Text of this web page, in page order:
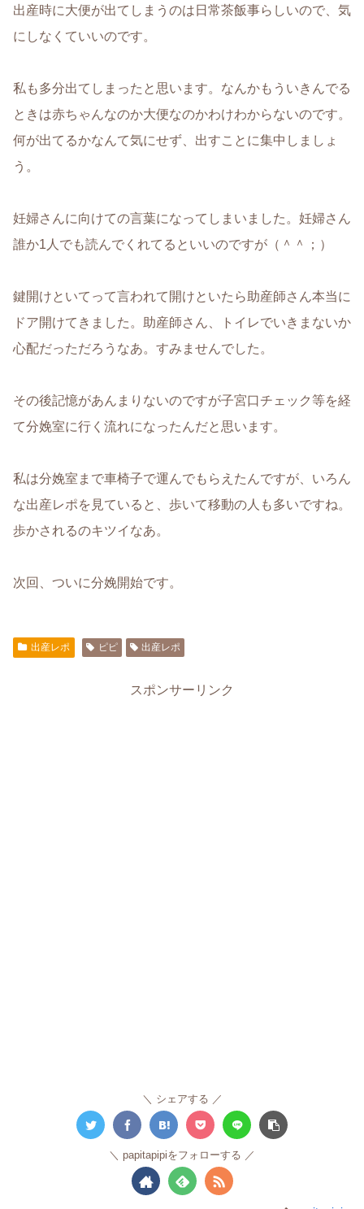
出産時に大便が出てしまうのは日常茶飯事らしいので、気
にしなくていいのです。
私も多分出てしまったと思います。なんかもういきんでる
ときは赤ちゃんなのか大便なのかわけわからないのです。
何が出てるかなんて気にせず、出すことに集中しましょ
う。
妊婦さんに向けての言葉になってしまいました。妊婦さん
誰か1人でも読んでくれてるといいのですが（＾＾；）
鍵開けといてって言われて開けといたら助産師さん本当に
ドア開けてきました。助産師さん、トイレでいきまないか
心配だっただろうなあ。すみませんでした。
その後記憶があんまりないのですが子宮口チェック等を経
て分娩室に行く流れになったんだと思います。
私は分娩室まで車椅子で運んでもらえたんですが、いろん
な出産レポを見ていると、歩いて移動の人も多いですね。
歩かされるのキツイなあ。
次回、ついに分娩開始です。
出産レポ ピピ 出産レポ
スポンサーリンク
シェアする
papitapipiをフォローする